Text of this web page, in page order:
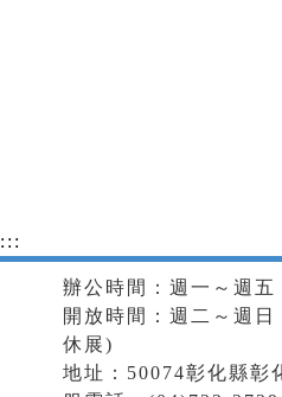
:::
辦公時間：週一～週
開放時間：週二～週
休展)
地址：50074彰化縣彰